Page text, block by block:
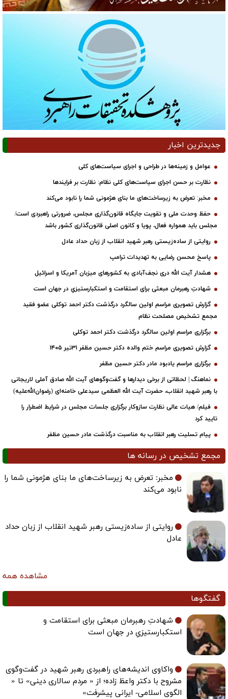
جدیدترین اخبار
عوامل و زمینه‌ها در طراحی و اجرای سیاست‌های کلی
نظارت بر حسن اجرای سیاست‌های کلی نظام: نظارت بر فرایندها
مخبر: تعرض به زیرساخت‌های ما بنای هژمونی شما را نابود می‌کند
حفظ وحدت ملی و تقویت جایگاه قانون‌گذاری مجلس، ضرورتی راهبردی است/
مجلس باید همواره فعال، پویا و کانون اصلی قانون‌گذاری کشور باشد
روایتی از ساده‌زیستی رهبر شهید انقلاب از زبان حداد عادل
پاسخ محسن رضایی به تهدیدات ترامپ
هشدار آیت الله دری نجف‌آبادی به کشورهای میزبان آمریکا و اسرائیل
شهادتِ رهبرمان مبعثی برای استقامت و استکبارستیزیِ در جهان است
گزارش تصویری مراسم اولین سالگرد درگذشت دکتر احمد توکلی عضو فقید
مجمع تشخیص مصلحت نظام
برگزاری مراسم اولین سالگرد درگذشت دکتر احمد توکلی
گزارش تصویری مراسم ختم والده دکتر حسین مظفر ۳۱تیر ۱۴۰۵
برگزاری مراسم یادبود مادر دکتر حسین مظفر
نماهنگ | لحظاتی از برخی دیدارها و گفت‌وگوهای آیت ‌الله صادق آملی لاریجانی
با رهبر شهید انقلاب، حضرت آیت‌ الله العظمی سیدعلی خامنه‌ای (رضوان‌الله‌علیه)
فیلم/ هیات عالی نظارت سازوکار برگزاری جلسات مجلس در شرایط اضطرار را
تایید کرد
پیام تسلیت رهبر انقلاب به مناسبت درگذشت مادر حسین مظفر
مجمع تشخیص در رسانه ها
مخبر: تعرض به زیرساخت‌های ما بنای هژمونی شما را
نابود می‌کند
روایتی از ساده‌زیستی رهبر شهید انقلاب از زبان حداد
عادل
مشاهده همه
گفتگوها
شهادتِ رهبرمان مبعثی برای استقامت و
استکبارستیزیِ در جهان است
واکاوی اندیشه‌های راهبردی رهبر شهید در گفت‌وگوی
مشروح با دکتر واعظ زاده؛ از « مردم سالاری دینی» تا «
الگوی اسلامی- ایرانی پیشرفت»